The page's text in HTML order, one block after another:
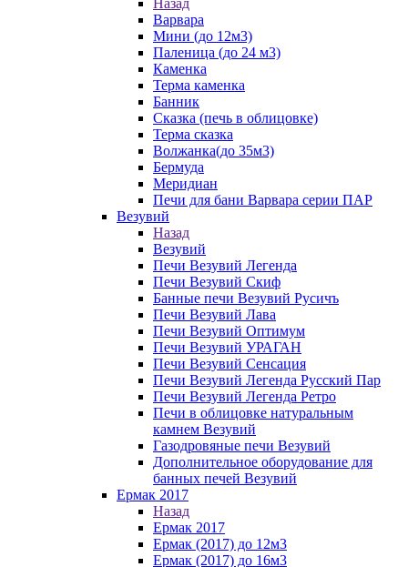
Назад
Варвара
Мини (до 12м3)
Паленица (до 24 м3)
Каменка
Терма каменка
Банник
Сказка (печь в облицовке)
Терма сказка
Волжанка(до 35м3)
Бермуда
Меридиан
Печи для бани Варвара серии ПАР
Везувий
Назад
Везувий
Печи Везувий Легенда
Печи Везувий Скиф
Банные печи Везувий Русичъ
Печи Везувий Лава
Печи Везувий Оптимум
Печи Везувий УРАГАН
Печи Везувий Сенсация
Печи Везувий Легенда Русский Пар
Печи Везувий Легенда Ретро
Печи в облицовке натуральным
камнем Везувий
Газодровяные печи Везувий
Дополнительное оборудование для
банных печей Везувий
Ермак 2017
Назад
Ермак 2017
Ермак (2017) до 12м3
Ермак (2017) до 16м3